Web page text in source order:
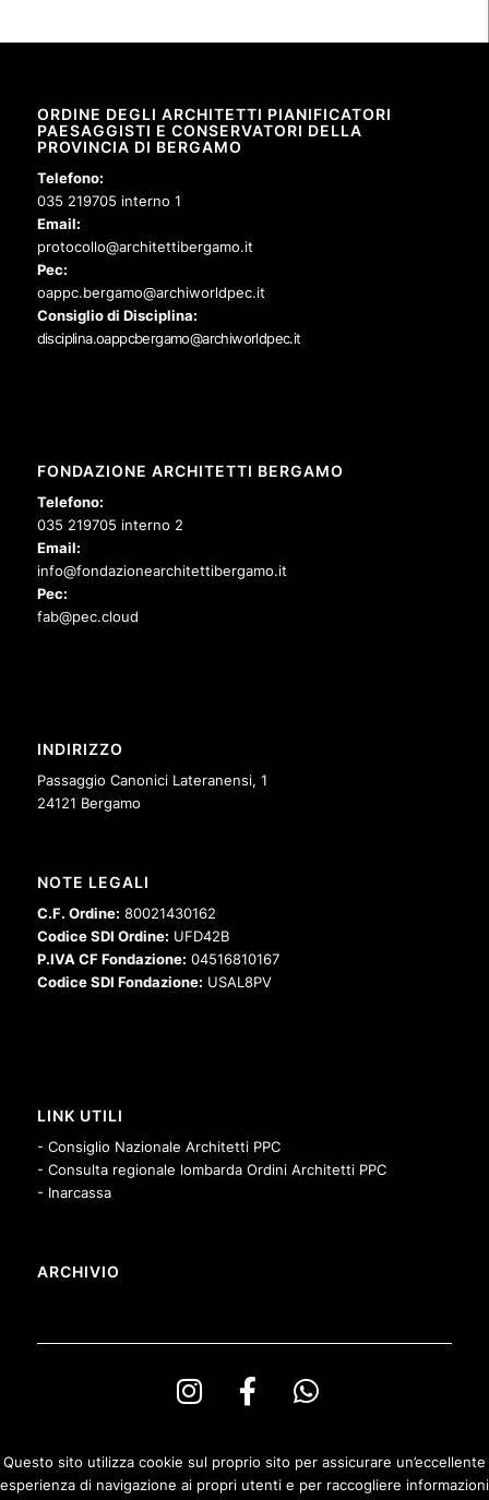
ORDINE DEGLI ARCHITETTI PIANIFICATORI
PAESAGGISTI E CONSERVATORI DELLA
PROVINCIA DI BERGAMO
Telefono:
035 219705 interno 1
Email:
protocollo@architettibergamo.it
Pec:
oappc.bergamo@archiworldpec.it
Consiglio di Disciplina:
disciplina.oappcbergamo@archiworldpec.it
FONDAZIONE ARCHITETTI BERGAMO
Telefono:
035 219705 interno 2
Email:
info@fondazionearchitettibergamo.it
Pec:
fab@pec.cloud
INDIRIZZO
Passaggio Canonici Lateranensi, 1
24121 Bergamo
NOTE LEGALI
C.F. Ordine: 80021430162
Codice SDI Ordine: UFD42B
P.IVA CF Fondazione: 04516810167
Codice SDI Fondazione: USAL8PV
LINK UTILI
- Consiglio Nazionale Architetti PPC
- Consulta regionale lombarda Ordini Architetti PPC
- Inarcassa
ARCHIVIO
Questo sito utilizza cookie sul proprio sito per assicurare un’eccellente
esperienza di navigazione ai propri utenti e per raccogliere informazioni